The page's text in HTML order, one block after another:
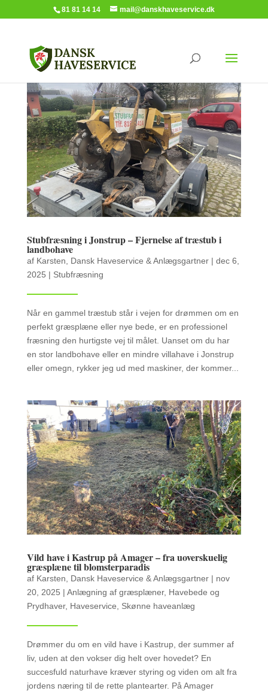
81 81 14 14 mail@danskhaveservice.dk
Stubfræsning i Jonstrup – Fjernelse af træstub i
landbohave
af Karsten, Dansk Haveservice & Anlægsgartner| dec 6,
2025 | Stubfræsning
Når en gammel træstub står i vejen for drømmen om en
perfekt græsplæne eller nye bede, er en professionel
fræsning den hurtigste vej til målet. Uanset om du har
en stor landbohave eller en mindre villahave i Jonstrup
eller omegn, rykker jeg ud med maskiner, der kommer...
Vild have i Kastrup på Amager – fra uoverskuelig
græsplæne til blomsterparadis
af Karsten, Dansk Haveservice & Anlægsgartner| nov
20, 2025 | Anlægning af græsplæner, Havebede og
Prydhaver, Haveservice Skønne haveanlæg
Drømmer du om en vild have i Kastrup, der summer af
liv, uden at den vokser dig helt over hovedet? En
succesfuld naturhave kræver styring og viden om alt fra
jordens næring til de rette plantearter. På Amager